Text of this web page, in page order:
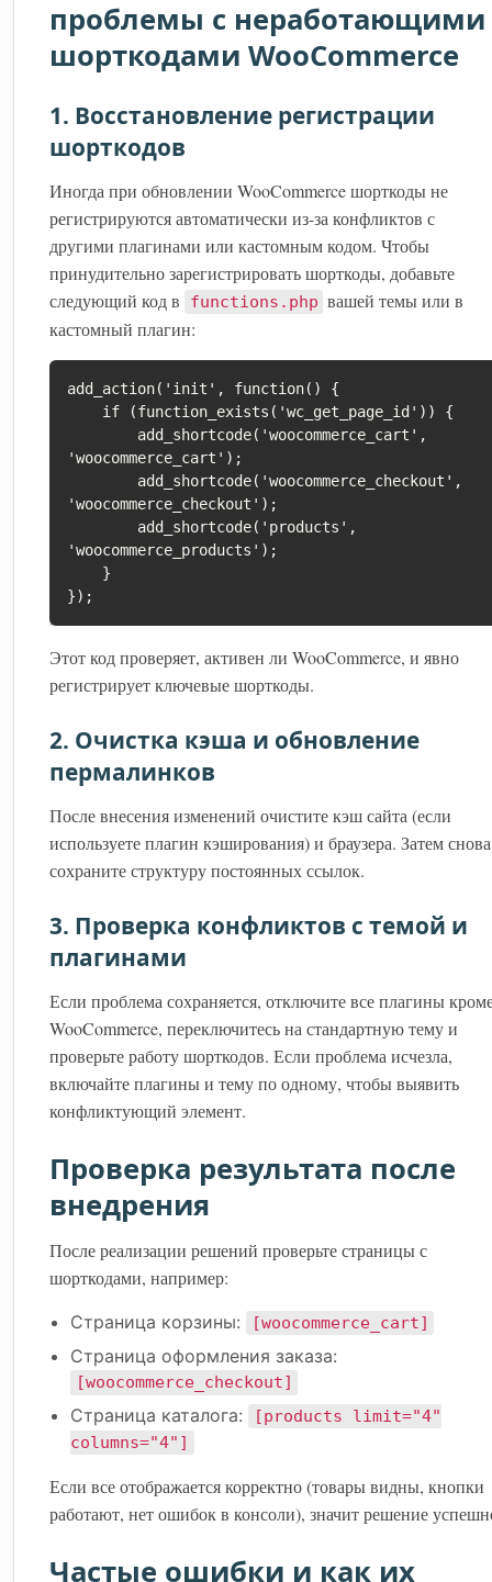
проблемы с неработающими
шорткодами WooCommerce
1. Восстановление регистрации
шорткодов
Иногда при обновлении WooCommerce шорткоды не
регистрируются автоматически из-за конфликтов с
другими плагинами или кастомным кодом. Чтобы
принудительно зарегистрировать шорткоды, добавьте
следующий код в
functions.php вашей темы или в
кастомный плагин:
add_action('init', function() {
'woocommerce_cart');
'woocommerce_checkout');
'woocommerce_products');
});
Этот код проверяет, активен ли WooCommerce, и явно
регистрирует ключевые шорткоды.
2. Очистка кэша и обновление
пермалинков
После внесения изменений очистите кэш сайта (если
используете плагин кэширования) и браузера. Затем снова
сохраните структуру постоянных ссылок.
3. Проверка конфликтов с темой и
плагинами
Если проблема сохраняется, отключите все плагины
WooCommerce, переключитесь на стандартную тему и
проверьте работу шорткодов. Если проблема исчезла,
включайте плагины и тему по одному, чтобы выявить
конфликтующий элемент.
Проверка результата после
внедрения
После реализации решений проверьте страницы с
шорткодами, например:
Страница корзины: [woocommerce_cart]
Страница оформления заказа:
[woocommerce_checkout]
Страница каталога:
[products limit="4"
columns="4"]
Если все отображается корректно (товары видны, кнопки
работают, нет ошибок в консоли), значит решение
Частые ошибки и как их